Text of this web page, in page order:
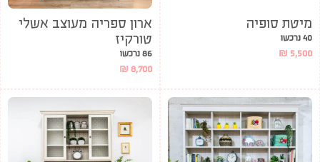
מיטת סופיה
40 נרכשו
₪ 5,500
ארון ספריה מעוצב אשלי
טורקיז
86 נרכשו
₪ 8,700